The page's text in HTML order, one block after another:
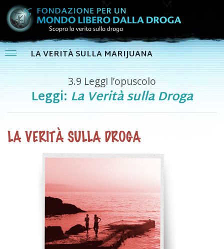
LA VERITÀ SULLA MARIJUANA
3.9 Leggi l’opuscolo
Leggi: La Verità sulla Droga
LA VERITÀ SULLA DROGA